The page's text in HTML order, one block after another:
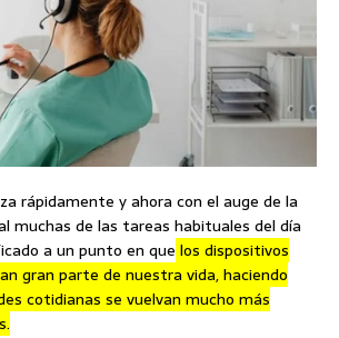
rápidamente y ahora con el auge de la
muchas de las tareas habituales del día
a un punto en que los dispositivos
gran parte de nuestra vida, haciendo
cotidianas se vuelvan mucho más